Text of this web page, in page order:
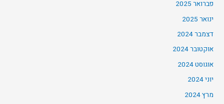
פברואר 2025
ינואר 2025
דצמבר 2024
אוקטובר 2024
אוגוסט 2024
יוני 2024
מרץ 2024